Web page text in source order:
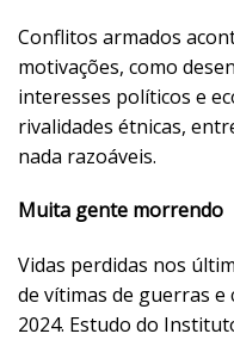
Conflitos armados
motivações, como
interesses políticos e
rivalidades étnicas,
nada razoáveis.
Muita gente morrendo
Vidas perdidas nos
de vítimas de guerras
2024. Estudo do